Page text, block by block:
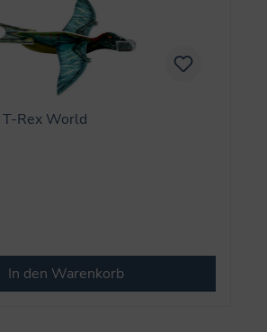
Rex World
In den Warenkorb